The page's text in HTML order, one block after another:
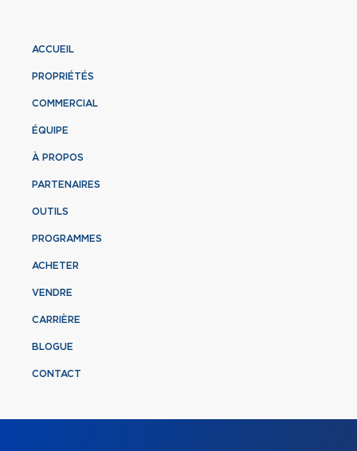
ACCUEIL
PROPRIÉTÉS
COMMERCIAL
ÉQUIPE
À PROPOS
PARTENAIRES
OUTILS
PROGRAMMES
ACHETER
VENDRE
CARRIÈRE
BLOGUE
CONTACT